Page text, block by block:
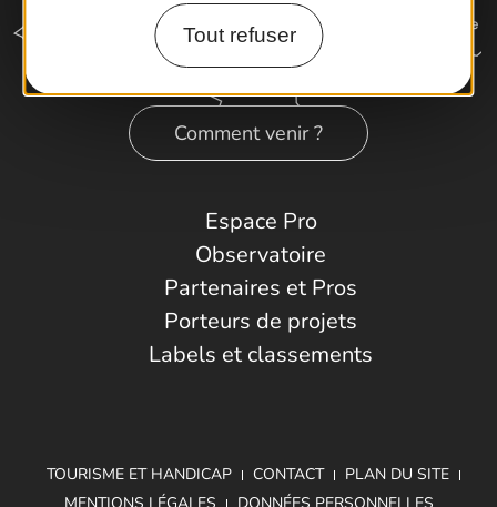
Tout refuser
Comment venir ?
Espace Pro
Observatoire
Partenaires et Pros
Porteurs de projets
Labels et classements
TOURISME ET HANDICAP CONTACT
PLAN DU SITE